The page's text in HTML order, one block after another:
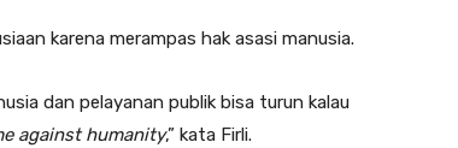
karena merampas hak asasi manusia.
dan pelayanan publik bisa turun kalau
against humanity,” kata Firli.